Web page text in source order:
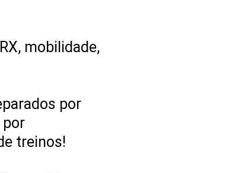
mobilidade,
por
por
treinos!